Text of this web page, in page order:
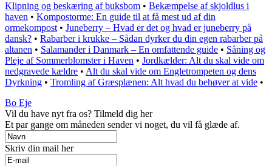
Klipning og beskæring af buksbom • Bekæmpelse af skjoldlus i
haven • Kompostorme: En guide til at få mest ud af din
ormekompost • Juneberry – Hvad er det og hvad er juneberry på
dansk? • Rabarber i krukke – Sådan dyrker du din egen rabarber på
altanen • Salamander i Danmark – En omfattende guide • Såning og
Pleje af Sommerblomster i Haven • Jordkælder: Alt du skal vide om
nedgravede kældre • Alt du skal vide om Engletrompeten og dens
Dyrkning • Tromling af Græsplænen: Alt hvad du behøver at vide •
Bo Eje
Vil du have nyt fra os? Tilmeld dig her
Et par gange om måneden sender vi noget, du vil få glæde af.
Skriv din mail her